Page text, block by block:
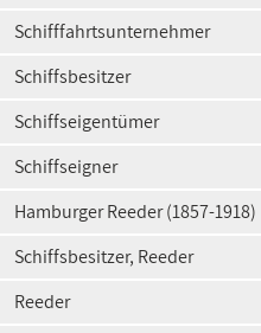
Schifffahrtsunternehmer
Schiffsbesitzer
Schiffseigentümer
Schiffseigner
Hamburger Reeder (1857-1918)
Schiffsbesitzer, Reeder
Reeder